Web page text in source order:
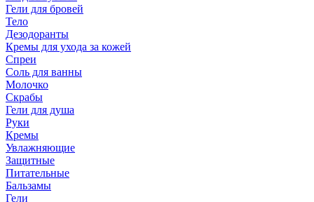
Гели для бровей
Тело
Дезодоранты
Кремы для ухода за кожей
Спреи
Соль для ванны
Молочко
Скрабы
Гели для душа
Руки
Кремы
Увлажняющие
Защитные
Питательные
Бальзамы
Гели